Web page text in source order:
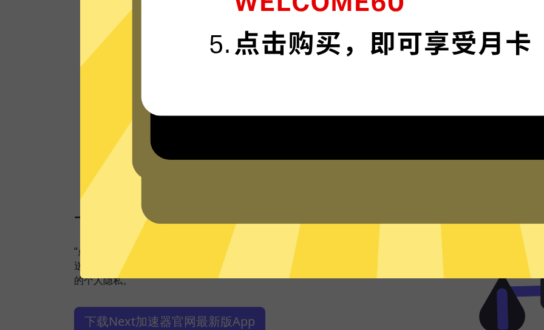
“连接技术，只为速度而生，可轻松支持4K流
看看其他人对Next加速器的评价
您全面掌控您的网络隐私与安全。
下载Next加速器App
一键连接，无需任何繁琐配置
“点击加速”，一键轻松连接。不论您是观看视频、社交网络、海淘购物、发
送私密信息等，Next加速器都能轻松帮你搞定，并在此基础上更好地保护您
的个人隐私。
下载Next加速器官网最新版App